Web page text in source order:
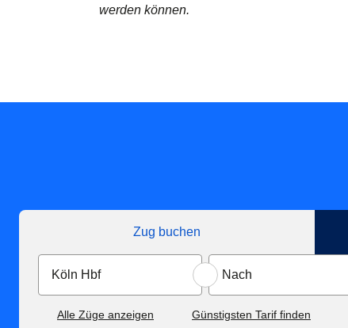
werden können.
Zug buchen
Alle Züge anzeigen Günstigsten Tarif finden